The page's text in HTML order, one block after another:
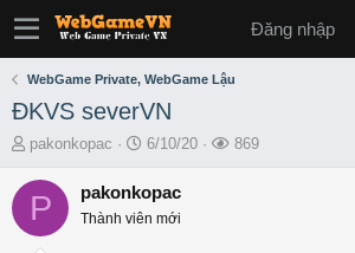
Đăng nhập
WebGame Private, WebGame Lậu
ĐKVS severVN
T
r
e
pakonkopac
S
a
t
6/10/20
L
869
P pakonkopac
Thành viên mới